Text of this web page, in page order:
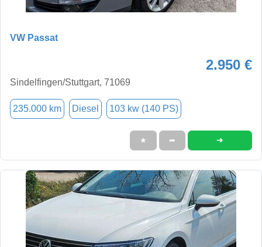
VW Passat
2.950 €
Sindelfingen/Stuttgart, 71069
235.000 km Diesel 103 kw (140 PS)
★ ➦ ➜